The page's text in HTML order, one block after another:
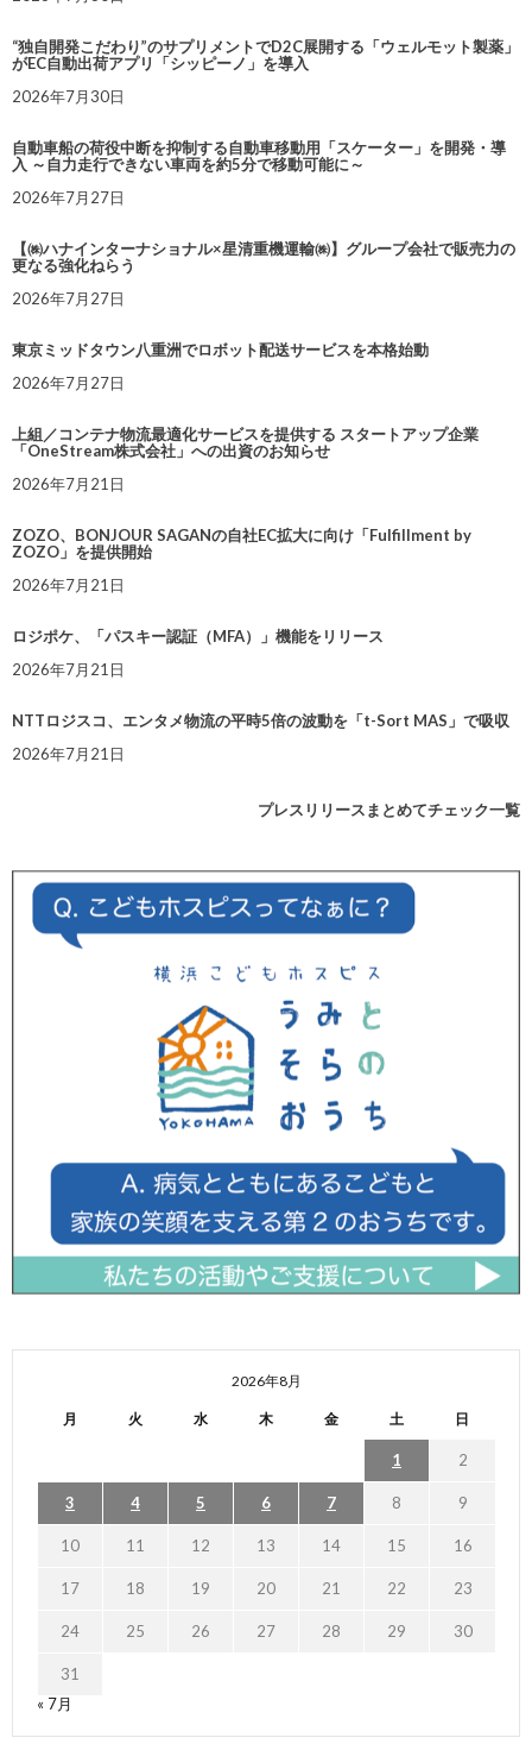
“独自開発こだわり”のサプリメントでD2C展開する「ウェルモット製薬」
がEC自動出荷アプリ「シッピーノ」を導入
2026年7月30日
自動車船の荷役中断を抑制する自動車移動用「スケーター」を開発・導
入 ～自力走行できない車両を約5分で移動可能に～
2026年7月27日
【㈱ハナインターナショナル×星清重機運輸㈱】グループ会社で販売力の
更なる強化ねらう
2026年7月27日
東京ミッドタウン八重洲でロボット配送サービスを本格始動
2026年7月27日
上組／コンテナ物流最適化サービスを提供する スタートアップ企業
「OneStream株式会社」への出資のお知らせ
2026年7月21日
ZOZO、BONJOUR SAGANの自社EC拡大に向け「Fulfillment by
ZOZO」を提供開始
2026年7月21日
ロジポケ、「パスキー認証（MFA）」機能をリリース
2026年7月21日
NTTロジスコ、エンタメ物流の平時5倍の波動を「t-Sort MAS」で吸収
2026年7月21日
プレスリリースまとめてチェック一覧
2026年8月
月 火 水 木 金 土 日
1 2
3 4 5 6 7 8 9
10 11 12 13 14 15 16
17 18 19 20 21 22 23
24 25 26 27 28 29 30
31
« 7月